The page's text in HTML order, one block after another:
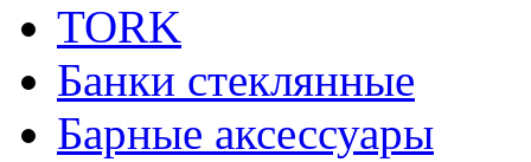
TORK
Банки стеклянные
Барные аксессуары